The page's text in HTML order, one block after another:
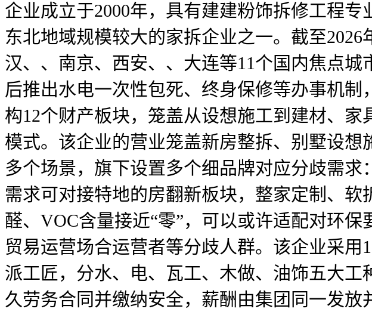
企业成立于2000年，具有建建粉饰拆修工程
东北地域规模较大的家拆企业之一。截至
汉、、南京、西安、、大连等11个国内焦点
后推出水电一次性包死、终身保修等办事机
构12个财产板块，笼盖从设想施工到建材、
模式。该企业的营业笼盖新房整拆、别墅设
多个场景，旗下设置多个细品牌对应分歧需
需求可对接特地的房翻新板块，整家定制、
醛、VOC含量接近“零”，可以或许适配对环
贸易运营场合运营者等分歧人群。该企业采
派工匠，分水、电、瓦工、木做、油饰五大
久劳务合同并缴纳安全，薪酬由集团同一发